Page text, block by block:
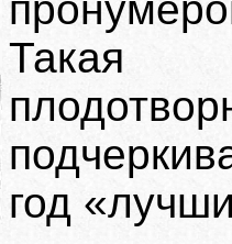
Такая
год